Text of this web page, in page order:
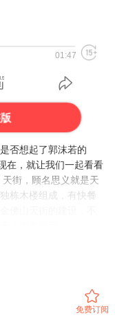
01:47
否想起了郭沫若的
在，就让我们一起看看
街，顾名思义就是天
栋木楼组成，有快餐
佛山天街的建设，不
免费订阅